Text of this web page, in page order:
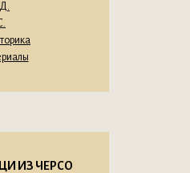
ИЗ ЧЕРСО